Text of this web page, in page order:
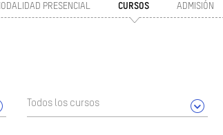
PRESENCIAL CURSOS ADMISIÓN
Todos los cursos